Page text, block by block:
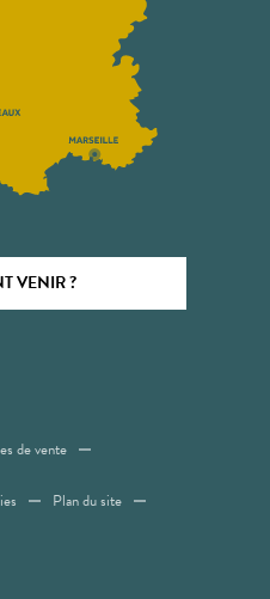
VENIR ?
de vente
Plan du site